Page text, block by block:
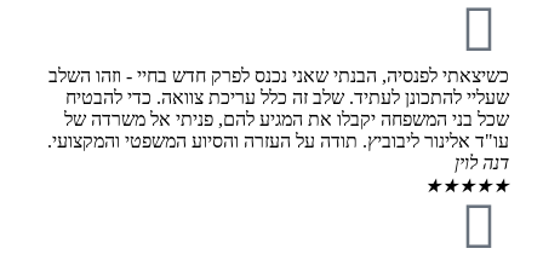
כשיצאתי לפנסיה, הבנתי שאני נכנס לפרק חדש בחיי - וזהו השלב
שעליי להתכונן לעתיד. שלב זה כלל עריכת צוואה. כדי להבטיח
שכל בני המשפחה יקבלו את המגיע להם, פניתי אל משרדה של
עו"ד אלינור ליבוביץ. תודה על העזרה והסיוע המשפטי והמקצועי.
דנה לוין
★
★
★
★
★